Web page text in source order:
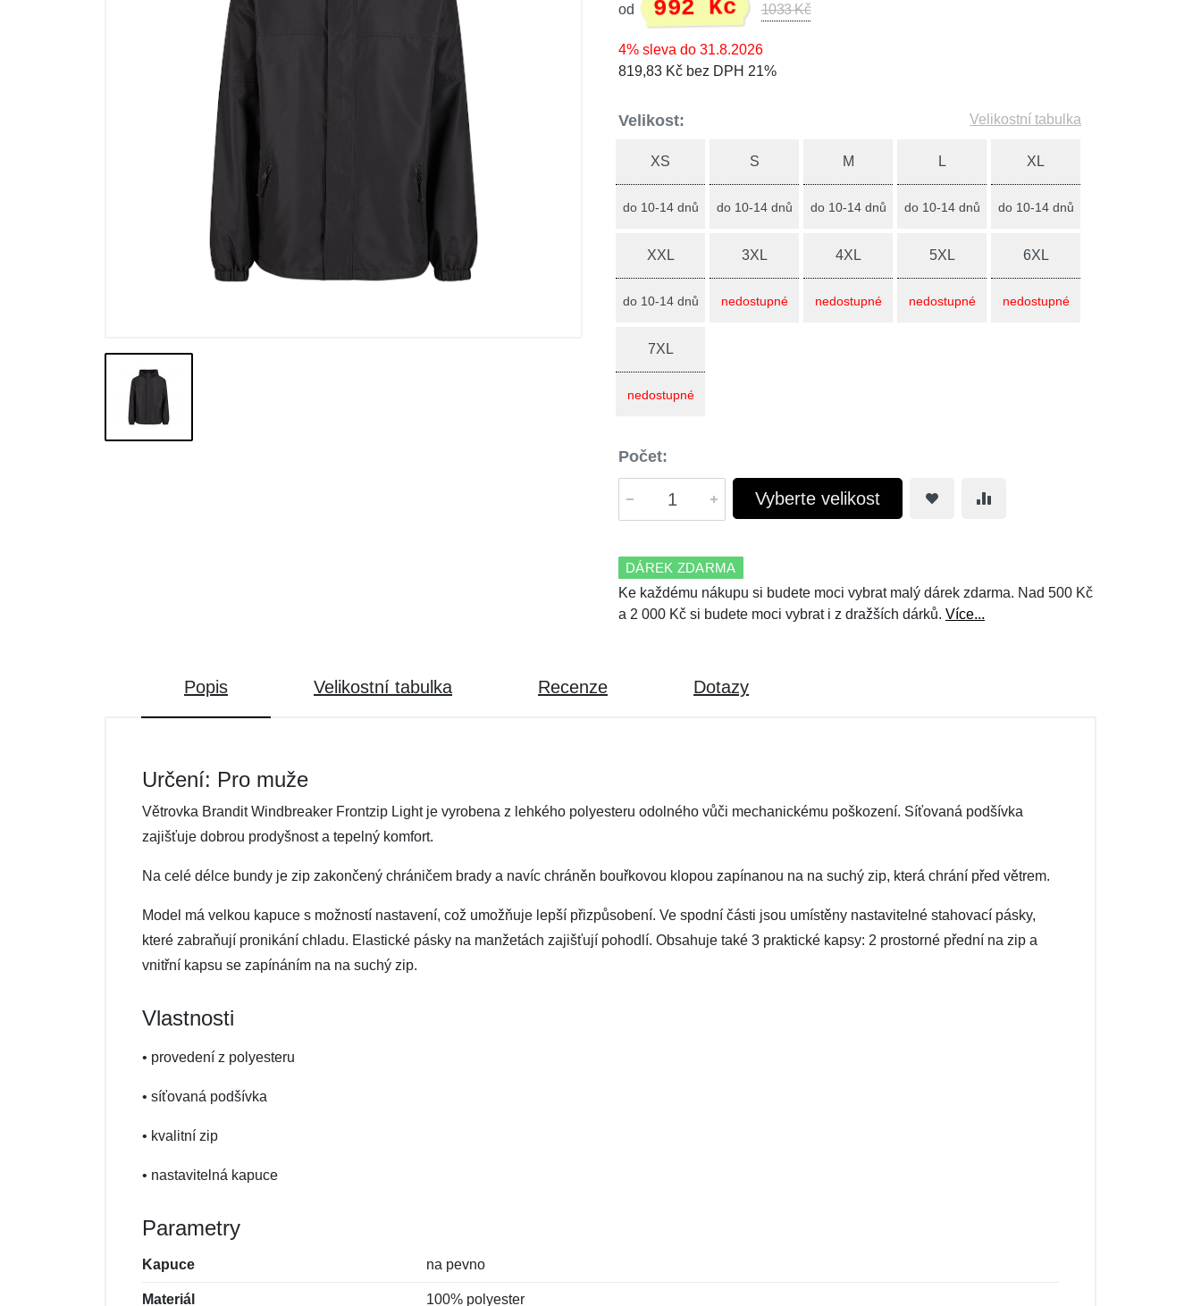
od 992 Kč 1033 Kč
4% sleva do 31.8.2026
819,83 Kč bez DPH 21%
Velikost: Velikostní tabulka
XS
do 10-14 dnů
S
do 10-14 dnů
M
do 10-14 dnů
L
do 10-14 dnů
XL
do 10-14 dnů
XXL
do 10-14 dnů
3XL
nedostupné
4XL
nedostupné
5XL
nedostupné
6XL
nedostupné
7XL
nedostupné
Počet:
Vyberte velikost
DÁREK ZDARMA
Ke každému nákupu si budete moci vybrat malý dárek zdarma. Nad 500 Kč
a 2 000 Kč si budete moci vybrat i z dražších dárků. Více...
Popis Velikostní tabulka Recenze Dotazy
Určení: Pro muže
Větrovka Brandit Windbreaker Frontzip Light je vyrobena z lehkého polyesteru odolného vůči mechanickému poškození. Síťovaná podšívka
zajišťuje dobrou prodyšnost a tepelný komfort.
Na celé délce bundy je zip zakončený chráničem brady a navíc chráněn bouřkovou klopou zapínanou na na suchý zip, která chrání před větrem.
Model má velkou kapuce s možností nastavení, což umožňuje lepší přizpůsobení. Ve spodní části jsou umístěny nastavitelné stahovací pásky,
které zabraňují pronikání chladu. Elastické pásky na manžetách zajišťují pohodlí. Obsahuje také 3 praktické kapsy: 2 prostorné přední na zip a
vnitřní kapsu se zapínáním na na suchý zip.
Vlastnosti
• provedení z polyesteru
• síťovaná podšívka
• kvalitní zip
• nastavitelná kapuce
Parametry
Kapuce na pevno
Materiál 100% polyester